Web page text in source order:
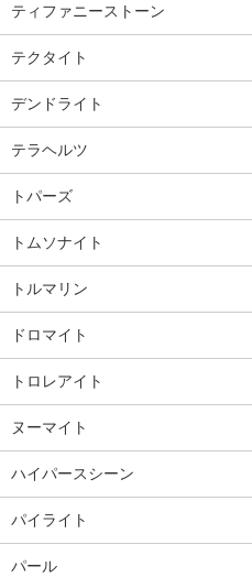
ティファニーストーン
テクタイト
デンドライト
テラヘルツ
トパーズ
トムソナイト
トルマリン
ドロマイト
トロレアイト
ヌーマイト
ハイパースシーン
パイライト
パール